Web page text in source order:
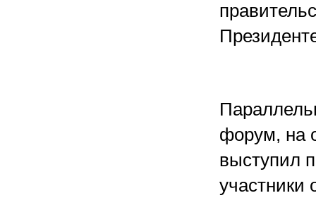
форум, на
выступил
участники